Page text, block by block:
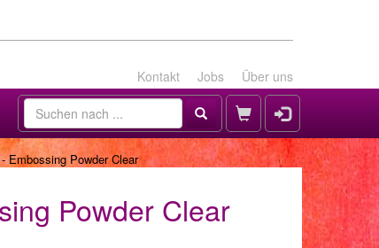
Kontakt Jobs Über uns
Embossing Powder Clear
Powder Clear